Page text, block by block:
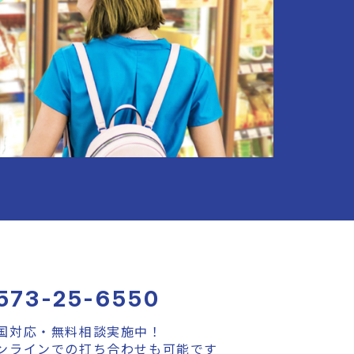
25-6550
対応・無料相談実施中！
ラインでの打ち合わせも可能です